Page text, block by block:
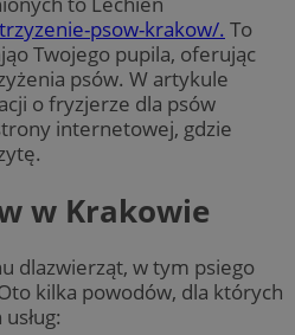
psow-krakow/. To
Twojego pupila, oferując
psów. W artykule
o fryzjerze dla psów
internetowej, gdzie
w Krakowie
dlazwierząt, w tym psiego
kilka powodów, dla których